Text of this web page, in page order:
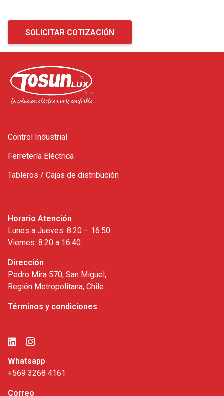
SOLICITAR COTIZACIÓN
Control Industrial
Ferretería Eléctrica
Tableros / Cajas de distribución
Horario Atención
Lunes a Jueves: 8:20 – 16:50
Viernes: 8:20 a 16:40
Dirección
Pedro Mira 570, San Miguel,
Región Metropolitana, Chile.
Términos y condiciones
Whatsapp
+569 3268 4161
Correo